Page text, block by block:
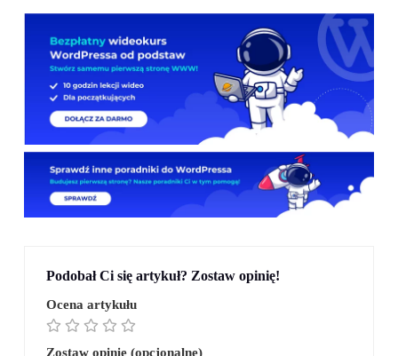
Podobał Ci się artykuł? Zostaw opinię!
Ocena artykułu
Zostaw opinię (opcjonalne)